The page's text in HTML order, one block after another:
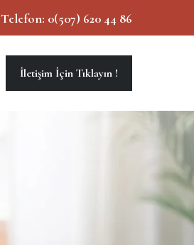
Telefon: 0(507) 620 44 86
İletişim İçin Tıklayın !